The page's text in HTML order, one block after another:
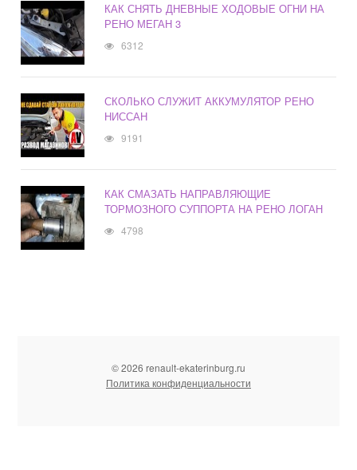
КАК СНЯТЬ ДНЕВНЫЕ ХОДОВЫЕ ОГНИ НА
РЕНО МЕГАН 3
6312
СКОЛЬКО СЛУЖИТ АККУМУЛЯТОР РЕНО
НИССАН
9191
КАК СМАЗАТЬ НАПРАВЛЯЮЩИЕ
ТОРМОЗНОГО СУППОРТА НА РЕНО ЛОГАН
4798
© 2026 renault-ekaterinburg.ru
Политика конфиденциальности